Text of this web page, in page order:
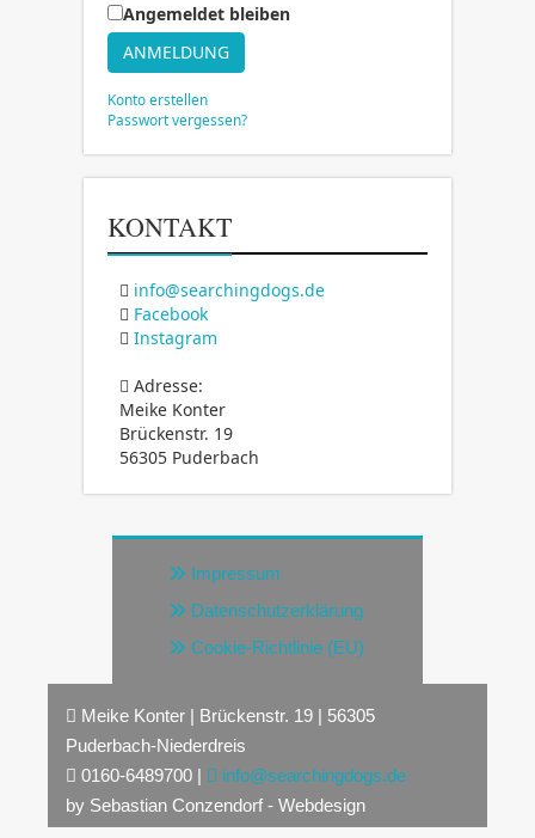
Angemeldet bleiben
ANMELDUNG
Konto erstellen
Passwort vergessen?
KONTAKT
info@searchingdogs.de
Facebook
Instagram
Adresse:
Meike Konter
Brückenstr. 19
56305 Puderbach
Impressum
Datenschutzerklärung
Cookie-Richtlinie (EU)
Meike Konter | Brückenstr. 19 | 56305
Puderbach-Niederdreis
0160-6489700 |
info@searchingdogs.de
by Sebastian Conzendorf - Webdesign